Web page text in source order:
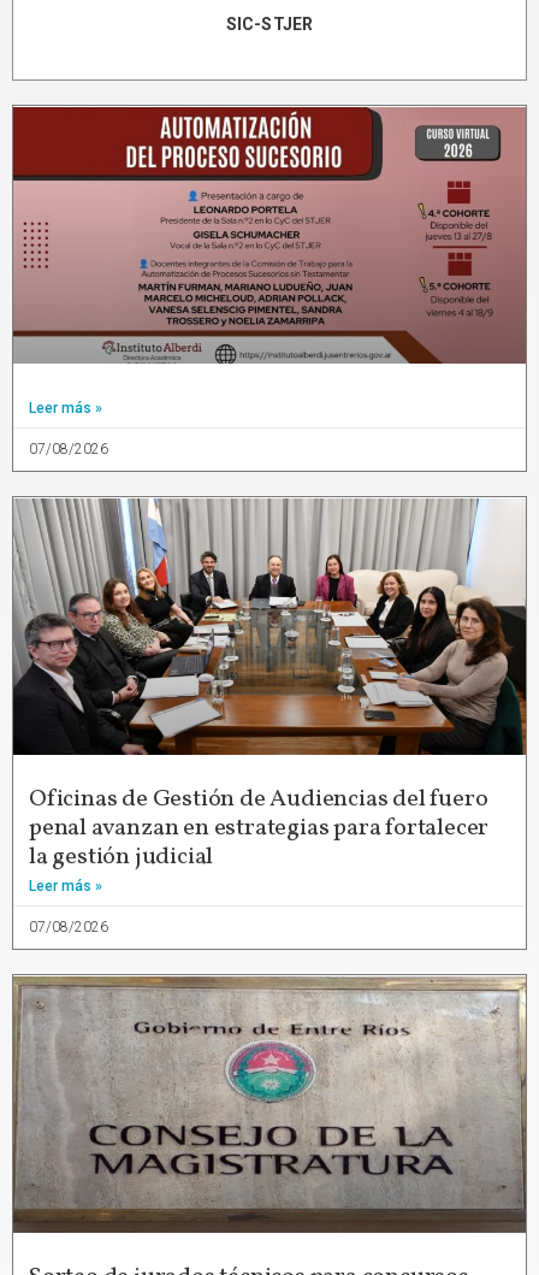
SIC-STJER
Leer más »
07/08/2026
Oficinas de Gestión de Audiencias del fuero
penal avanzan en estrategias para fortalecer
la gestión judicial
Leer más »
07/08/2026